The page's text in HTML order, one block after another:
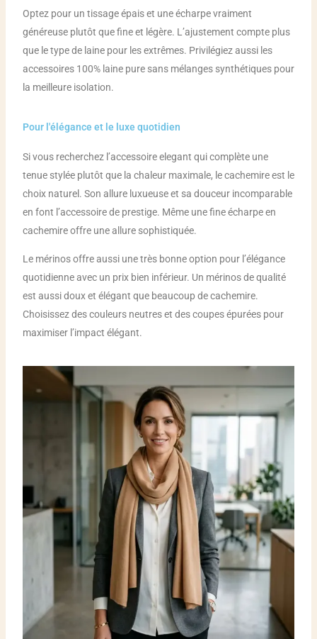
Optez pour un tissage épais et une écharpe vraiment
généreuse plutôt que fine et légère. L’ajustement compte plus
que le type de laine pour les extrêmes. Privilégiez aussi les
accessoires 100% laine pure sans mélanges synthétiques pour
la meilleure isolation.
Pour l'élégance et le luxe quotidien
Si vous recherchez l’accessoire elegant qui complète une
tenue stylée plutôt que la chaleur maximale, le cachemire est le
choix naturel. Son allure luxueuse et sa douceur incomparable
en font l’accessoire de prestige. Même une fine écharpe en
cachemire offre une allure sophistiquée.
Le mérinos offre aussi une très bonne option pour l’élégance
quotidienne avec un prix bien inférieur. Un mérinos de qualité
est aussi doux et élégant que beaucoup de cachemire.
Choisissez des couleurs neutres et des coupes épurées pour
maximiser l’impact élégant.